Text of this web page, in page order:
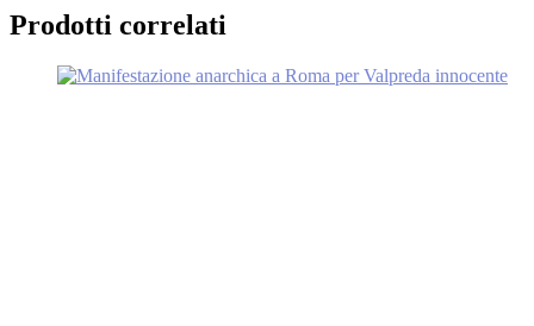
Pirelli
quantità
Prodotti correlati